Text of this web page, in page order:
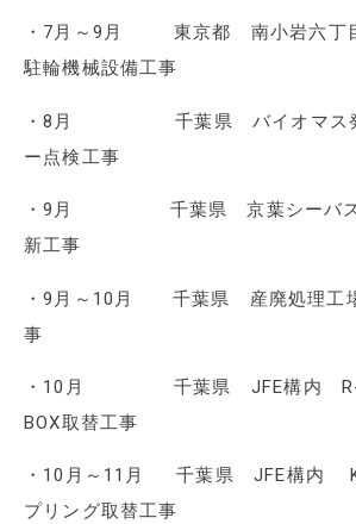
・7月～9月 東京都 南小岩六丁
駐輪機械設備工事
・8月 千葉県 バイオマス
ー点検工事
・9月 千葉県 京葉シーバ
新工事
・9月～10月 千葉県 産廃処理工
事
・10月 千葉県 JFE構内 R-
BOX取替工事
・10月～11月 千葉県 JFE構内
プリング取替工事